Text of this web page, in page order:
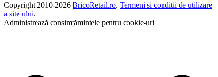
Copyright 2010-2026 BricoRetail.ro. Termeni si conditii de utilizare
a site-ului.
Administrează consimțămintele pentru cookie-uri